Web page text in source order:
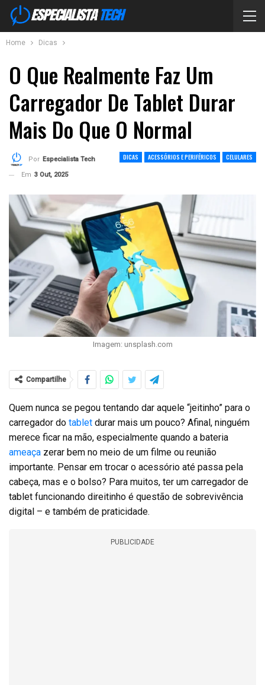
Home Dicas
O Que Realmente Faz Um
Carregador De Tablet Durar
Mais Do Que O Normal
DICAS ACESSÓRIOS E PERIFÉRICOS CELULARES
Por Especialista Tech
Em 3 Out, 2025
Imagem: unsplash.com
Compartilhe
Quem nunca se pegou tentando dar aquele “jeitinho” para o
carregador do tablet durar mais um pouco? Afinal, ninguém
merece ficar na mão, especialmente quando a bateria
ameaça zerar bem no meio de um filme ou reunião
importante. Pensar em trocar o acessório até passa pela
cabeça, mas e o bolso? Para muitos, ter um carregador de
tablet funcionando direitinho é questão de sobrevivência
digital – e também de praticidade.
PUBLICIDADE